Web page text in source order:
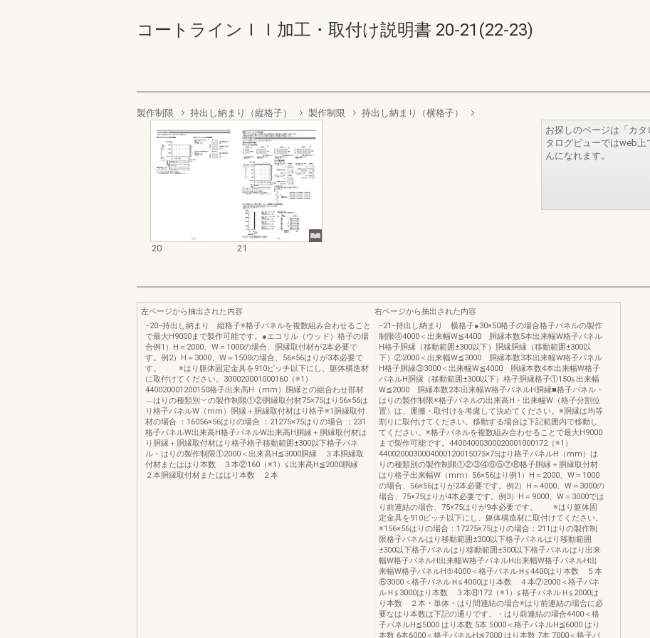
コートラインＩＩ加工・取付け説明書 20-21(22-23)
製作制限 持出し納まり（縦格子） 製作制限 持出し納まり（横格子）
20 21
お探しのページは「カ
タログビューではweb
んになれます。
左ページから抽出された内容
−20−持出し納まり 縦格子※格子パネルを複数組み合わせること
で最大H9000まで製作可能です。●エコリル（ウッド）格子の場
合例1）H＝2000、W＝1000の場合、胴縁取付材が2本必要で
す。例2）H＝3000、W＝1500の場合、56×56はりが3本必要で
す。 ※はり躯体固定金具を910ピッチ以下にし、躯体構造材
に取付けてください。300020001000160（※1）
440020001200150格子出来高H（mm）胴縁との組合わせ部材
︵はりの種類別︶の製作制限①②胴縁取付材75×75はり56×56は
り格子パネルW（mm）胴縁＋胴縁取付材はり格子※1胴縁取付
材の場合 ：16056×56はりの場合 ：21275×75はりの場合 ：231
格子パネルW出来高H格子パネルW出来高H胴縁＋胴縁取付材は
り胴縁＋胴縁取付材はり格子格子移動範囲±300以下格子パネ
ル・はりの製作制限①2000＜出来高H≦3000胴縁 ３本胴縁取
付材またははり本数 ３本②160（※1）≦出来高H≦2000胴縁
２本胴縁取付材またははり本数 ２本
右ページから抽出された内容
−21−持出し納まり 横格子●30×50格子の場合格子パネルの製作
制限④4000＜出来幅W≦4400 胴縁本数5本出来幅W格子パネル
H格子胴縁（移動範囲±300以下）胴縁胴縁（移動範囲±300以
下）②2000＜出来幅W≦3000 胴縁本数3本出来幅W格子パネル
H格子胴縁③3000＜出来幅W≦4000 胴縁本数4本出来幅W格子
パネルH胴縁（移動範囲±300以下）格子胴縁格子①150≦出来幅
W≦2000 胴縁本数2本出来幅W格子パネルH胴縁■格子パネル・
はりの製作制限※格子パネルの出来高H・出来幅W（格子分割位
置）は、運搬・取付けを考慮して決めてください。※胴縁は均等
割りに取付けてください。移動する場合は下記範囲内で移動し
てください。※格子パネルを複数組み合わせることで最大H9000
まで製作可能です。44004000300020001000172（※1）
4400200030004000120015075×75はり格子パネルH（mm）は
りの種類別の製作制限①②③④⑥⑤⑦⑧格子胴縁＋胴縁取付材
はり格子出来幅W（mm）56×56はり例1）H＝2000、W＝1000
の場合、56×56はりが2本必要です。例2）H＝4000、W＝3000の
場合、75×75はりが4本必要です。例3）H＝9000、W＝3000では
り前連結の場合、75×75はりが9本必要です。 ※はり躯体固
定金具を910ピッチ以下にし、躯体構造材に取付けてください。
※156×56はりの場合：17275×75はりの場合：211はりの製作制
限格子パネルはり移動範囲±300以下格子パネルはり移動範囲
±300以下格子パネルはり移動範囲±300以下格子パネルはり出来
幅W格子パネルH出来幅W格子パネルH出来幅W格子パネルH出
来幅W格子パネルH⑤4000＜格子パネルＨ≦4400はり本数 ５本
⑥3000＜格子パネルＨ≦4000はり本数 ４本⑦2000＜格子パネ
ルＨ≦3000はり本数 ３本⑧172（※1）≦格子パネルＨ≦2000は
り本数 ２本・単体・はり間連結の場合※はり前連結の場合に必
要なはり本数は下記の通りです。・はり前連結の場合4400＜格
子パネルH≦5000 はり本数 5本 5000＜格子パネルH≦6000 はり
本数 6本6000＜格子パネルH≦7000 はり本数 7本 7000＜格子パ